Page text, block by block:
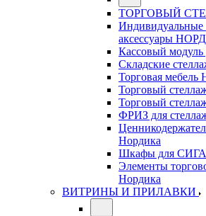
ТОРГОВЫЙ
Индивидуальные
аксессуары
Кассовый
Складские
Торговая мебель
Торговый
Торговый
ФРИЗ для
Нордика
Шкафы для
Элементы
Нордика
ВИТРИНЫ И ПРИЛАВКИ